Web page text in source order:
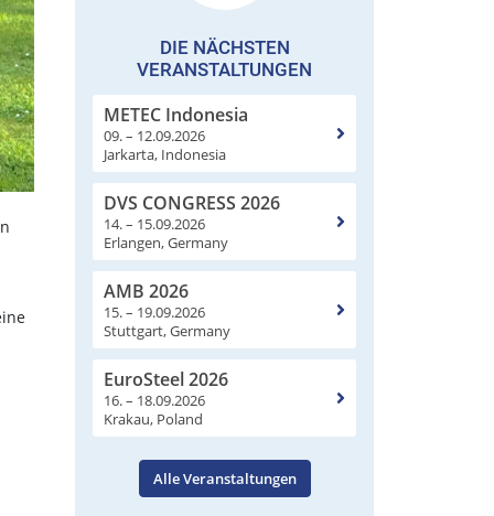
DIE NÄCHSTEN
VERANSTALTUNGEN
METEC Indonesia
09. – 12.09.2026
Jarkarta, Indonesia
DVS CONGRESS 2026
14. – 15.09.2026
Erlangen, Germany
AMB 2026
15. – 19.09.2026
Stuttgart, Germany
EuroSteel 2026
16. – 18.09.2026
Krakau, Poland
Alle Veranstaltungen